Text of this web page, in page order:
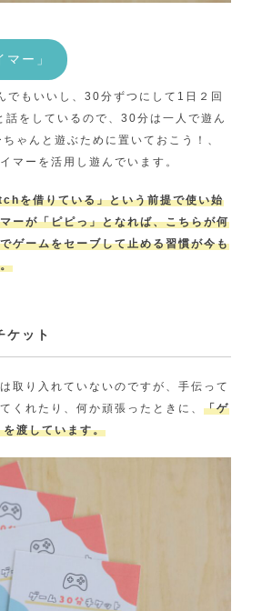
ー」
でもいいし、30分ずつにして1日２回
話をしているので、30分は一人で遊ん
ゃんと遊ぶために置いておこう！、
マーを活用し遊んでいます。
を借りている」という前提で使い始
ーが「ピピっ」となれば、こちらが何
ゲームをセーブして止める習慣が今も
ット
取り入れていないのですが、手伝って
くれたり、何か頑張ったときに、 「ゲ
渡しています。